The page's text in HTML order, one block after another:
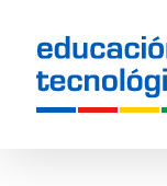
contenido